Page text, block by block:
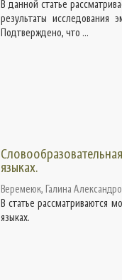
В данной статье
результаты исследования
Подтверждено, что ...
языках.
Веремеюк, Галина
В статье рассматриваются
языках.